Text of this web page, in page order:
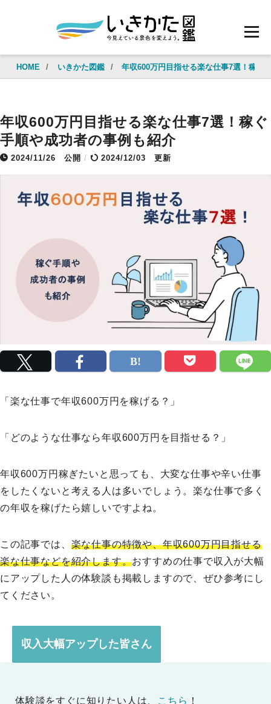
HOME / いきかた図鑑 / 年収600万円目指せる楽な仕事7選！稼ぐ
年収600万円目指せる楽な仕事7選！稼ぐ
手順や成功者の事例も紹介
2024/11/26 公開 / 2024/12/03 更新
「楽な仕事で年収600万円を稼げる？」
「どのような仕事なら年収600万円を目指せる？」
年収600万円稼ぎたいと思っても、大変な仕事や辛い仕事
をしたくないと考える人は多いでしょう。楽な仕事で多く
の年収を稼げたら嬉しいですよね。
この記事では、 楽な仕事の特徴や、年収600万円目指せる
楽な仕事などを紹介します。おすすめの仕事で収入が大幅
にアップした人の体験談も掲載しますので、ぜひ参考にし
てください。
収入大幅アップした皆さん
体験談をすぐに知りたい人は、 こちら ！